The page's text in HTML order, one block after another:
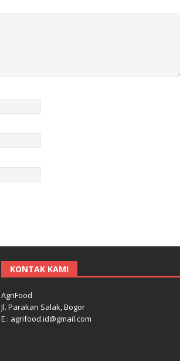
KONTAK KAMI
AgriFood
Jl. Parakan Salak, Bogor
E : agrifood.id@gmail.com